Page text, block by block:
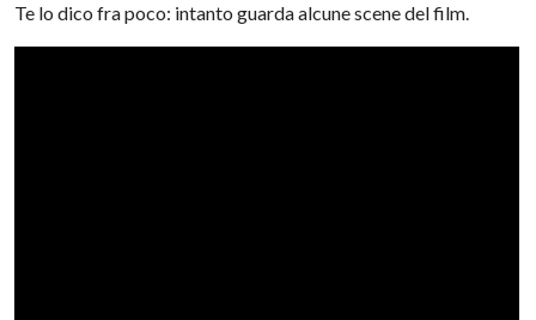
Te lo dico fra poco: intanto guarda alcune scene del film.